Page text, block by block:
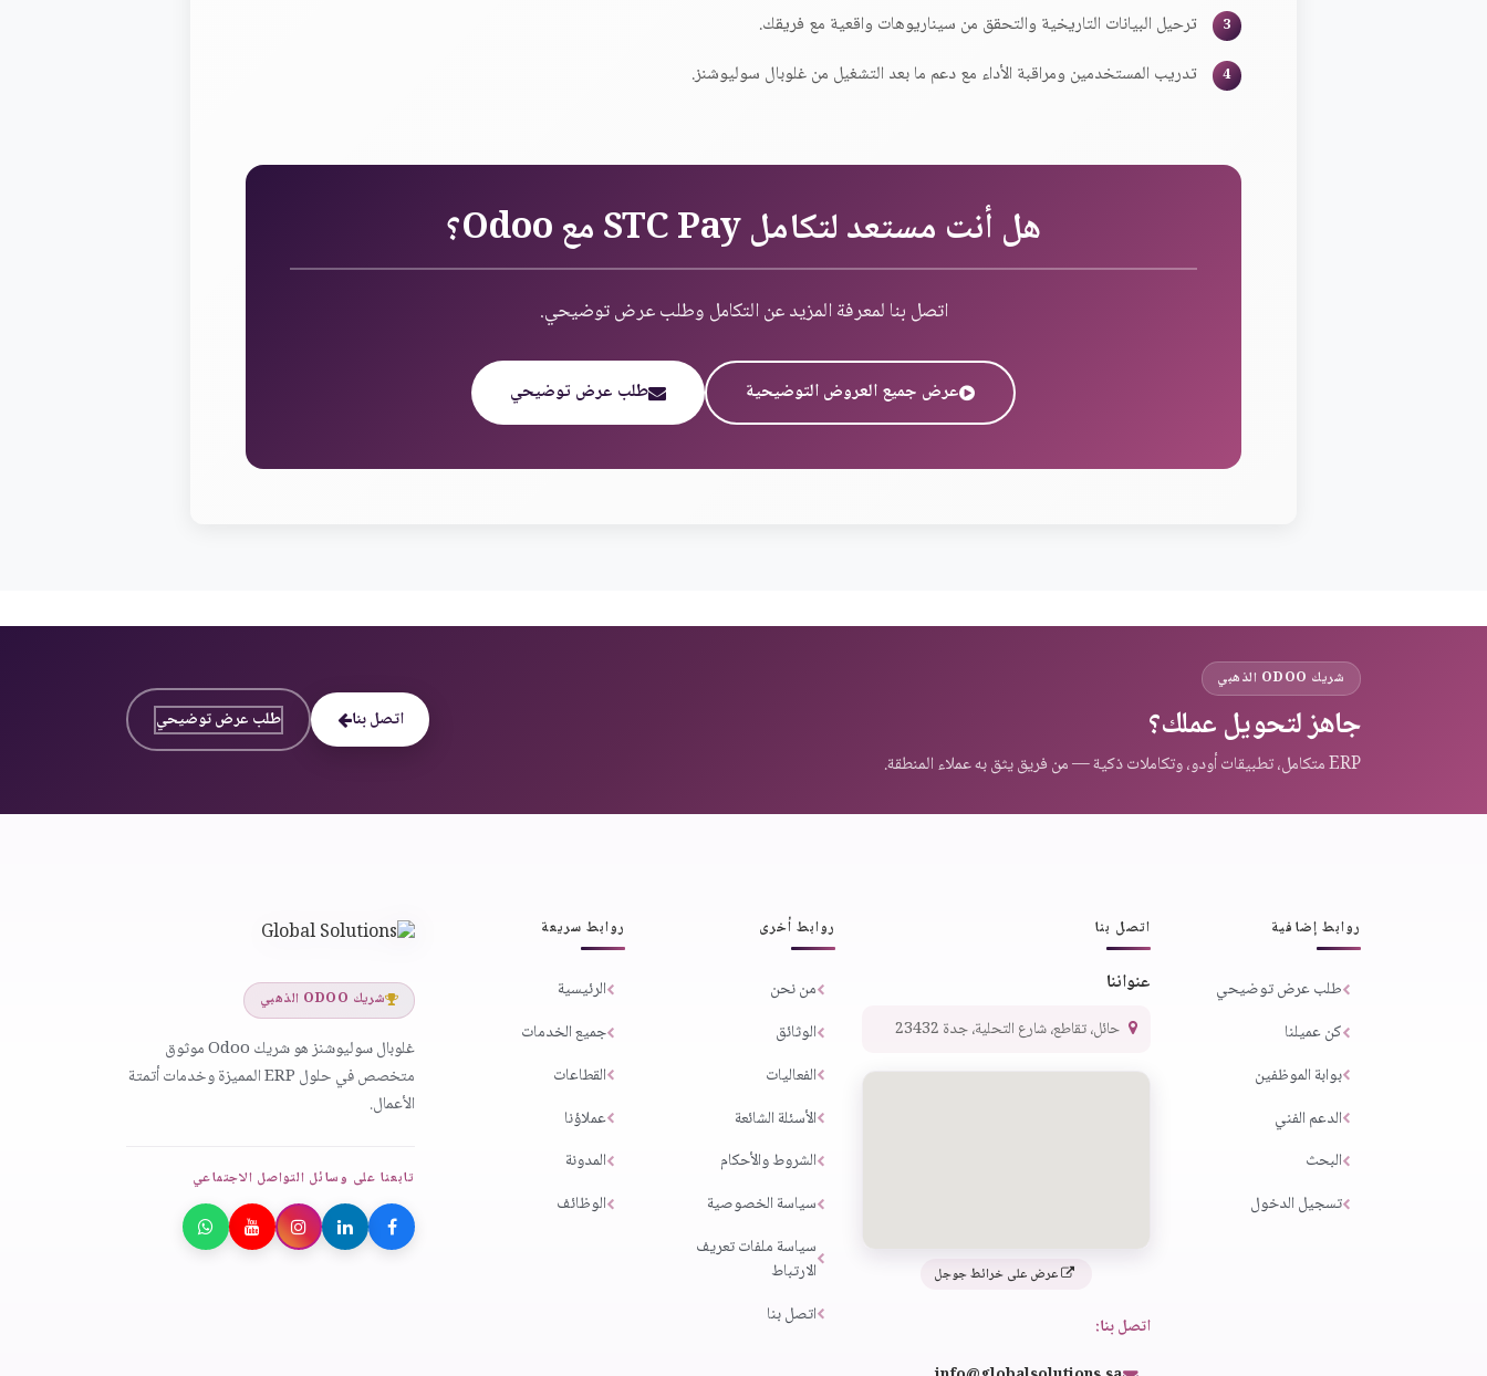
ترحيل البيانات التاريخية والتحقق من سيناريوهات واقعية مع فريقك.
تدريب المستخدمين ومراقبة الأداء مع دعم ما بعد التشغيل من غلوبال سوليوشنز.
هل أنت مستعد لتكامل STC Pay مع Odoo؟
اتصل بنا لمعرفة المزيد عن التكامل وطلب عرض توضيحي.
طلب عرض توضيحي عرض جميع العروض التوضيحية
شريك ODOO الذهبي
جاهز لتحويل عملك؟
ERP متكامل، تطبيقات أودو، وتكاملات ذكية — من فريق يثق به عملاء المنطقة.
اتصل بنا طلب عرض توضيحي
شريك ODOO الذهبي
غلوبال سوليوشنز هو شريك Odoo موثوق
متخصص في حلول ERP المميزة وخدمات أتمتة
الأعمال.
تابعنا على وسائل التواصل الاجتماعي
روابط سريعة
الرئيسية
جميع الخدمات
القطاعات
عملاؤنا
المدونة
الوظائف
روابط أخرى
من نحن
الوثائق
الفعاليات
الأسئلة الشائعة
الشروط والأحكام
سياسة الخصوصية
سياسة ملفات تعريف
الارتباط
اتصل بنا
اتصل بنا
عنواننا
حائل، تقاطع، شارع التحلية، جدة 23432
عرض على خرائط جوجل
اتصل بنا:
روابط إضافية
طلب عرض توضيحي
كن عميلنا
بوابة الموظفين
الدعم الفني
البحث
تسجيل الدخول